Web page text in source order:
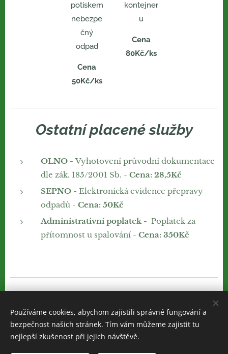
potiskem
nebezpe
čný
odpad
Cena
50Kč/ks
kontejner
u
Cena
80Kč/ks
Ostatní placené služby
OLNO -Vyhotovení průvodní dokumentace
dle zák. 185/2001 Sb. - Cena: 28,5Kč
SEPNO - Elektronická evidence přepravy
odpadů - Cena: 50Kč
Administrativní poplatek - Poplatek za
přítomnost u spalování - Cena: 350Kč
Používáme cookies, abychom zajistili správné fungování a
bezpečnost našich stránek. Tím vám můžeme zajistit tu
nejlepší zkušenost při jejich návštěvě.